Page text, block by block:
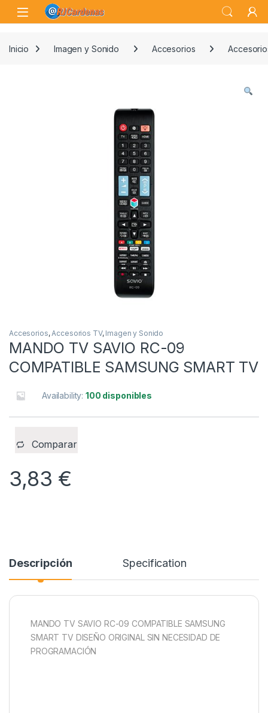
Skip to navigation
Skip to content
Open
Inicio Imagen y Sonido Accesorios
Accesorios,Accesorios TV, Imagen y Sonido
MANDO TV SAVIO RC-09
COMPATIBLE SAMSUNG SMART TV
Availability:100 disponibles
Comparar
3,83 €
Descripción Specification
MANDO TV SAVIO RC-09 COMPATIBLE SAMSUNG
SMART TV DISEÑO ORIGINAL SIN NECESIDAD DE
PROGRAMACIÓN